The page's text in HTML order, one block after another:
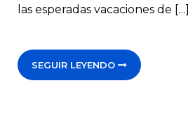
las esperadas vacaciones de […]
SEGUIR LEYENDO